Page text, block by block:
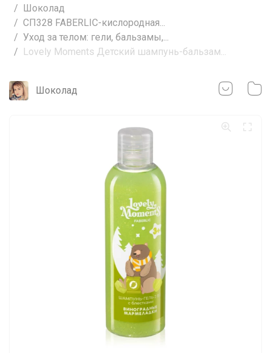
Шоколад
СП328 FABERLIC-кислородная...
Уход за телом: гели, бальзамы,...
Lovely Moments Детский шампунь-бальзам...
Шоколад